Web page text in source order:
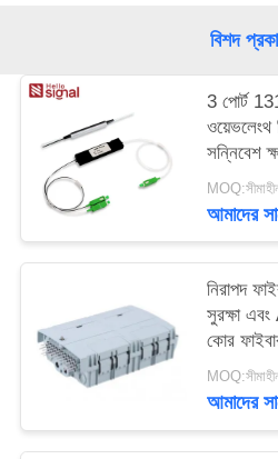
বিশদ
3 পোর্ট
ওয়েভলেংথ
সন্নিবেশ
এবং
আমাদের
নিরাপদ
সুরক্ষা
কোর
আমাদের